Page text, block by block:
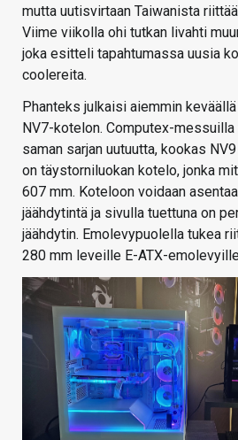
mutta uutisvirtaan Taiwanista
Viime viikolla ohi tutkan livahti
joka esitteli tapahtumassa uusia
coolereita.
Phanteks julkaisi aiemmin
NV7-kotelon. Computex-
saman sarjan uutuutta, kookas
on täystorniluokan kotelo, jonka
607 mm. Koteloon voidaan
jäähdytintä ja sivulla tuettuna on
jäähdytin. Emolevypuolella tukea
280 mm leveille E-ATX-